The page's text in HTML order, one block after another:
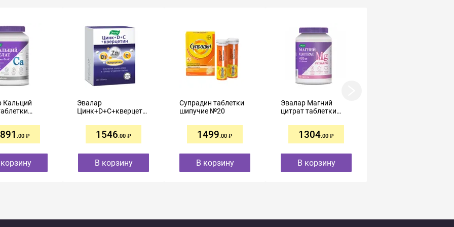
Кальций
1,3г
.00
Эвалар
Цинк+D+C+кверцетин
1546.00
В корзину
Супрадин таблетки
шипучие №20
1499.00
В корзину
Эвалар Магний
цитрат таблетки
оболочкой 200мг
1304.00
В корзину